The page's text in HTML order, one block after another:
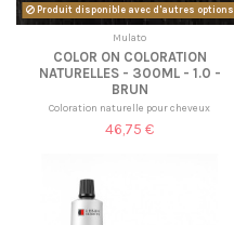
Produit disponible avec d'autres options
Mulato
COLOR ON COLORATION
NATURELLES - 300ML - 1.0 -
BRUN
Coloration naturelle pour cheveux
46,75 €